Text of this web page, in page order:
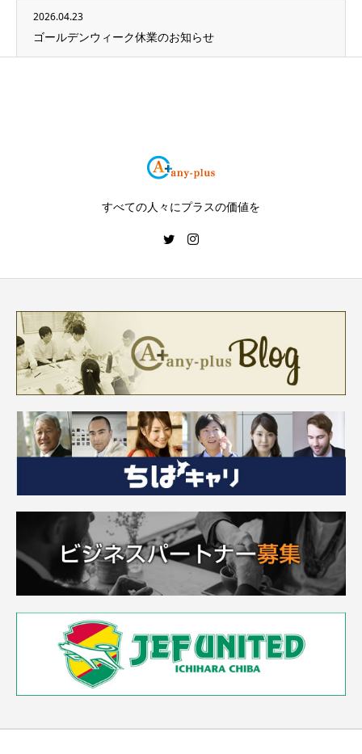
2026.04.23
ゴールデンウィーク休業のお知らせ
すべての人々にプラスの価値を